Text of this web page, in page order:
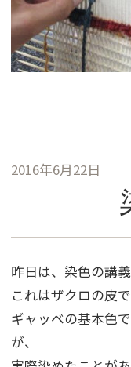
2016年6月22日
昨日は、染色の講
これはザクロの皮
ギャッベの基本色
が、